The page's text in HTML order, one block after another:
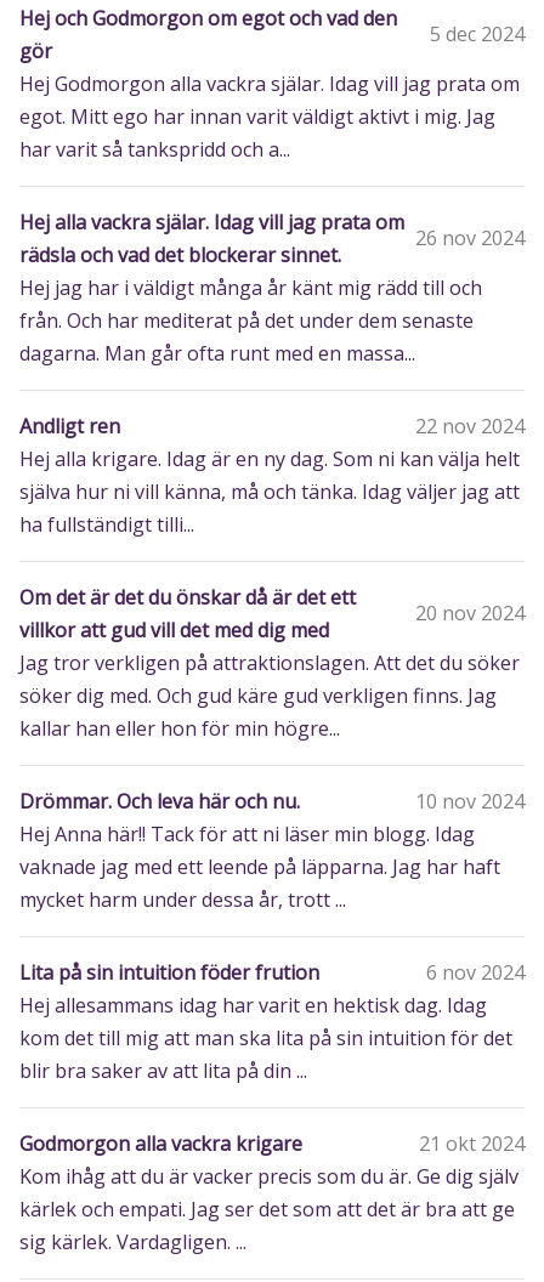
Hej och Godmorgon om egot och vad den
gör
5 dec 2024
Hej Godmorgon alla vackra själar. Idag vill jag prata om
egot. Mitt ego har innan varit väldigt aktivt i mig. Jag
har varit så tankspridd och a...
Hej alla vackra själar. Idag vill jag prata om
rädsla och vad det blockerar sinnet.
26 nov 2024
Hej jag har i väldigt många år känt mig rädd till och
från. Och har mediterat på det under dem senaste
dagarna. Man går ofta runt med en massa...
Andligt ren
22 nov 2024
Hej alla krigare. Idag är en ny dag. Som ni kan välja helt
själva hur ni vill känna, må och tänka. Idag väljer jag att
ha fullständigt tilli...
Om det är det du önskar då är det ett
villkor att gud vill det med dig med
20 nov 2024
Jag tror verkligen på attraktionslagen. Att det du söker
söker dig med. Och gud käre gud verkligen finns. Jag
kallar han eller hon för min högre...
Drömmar. Och leva här och nu.
10 nov 2024
Hej Anna här!! Tack för att ni läser min blogg. Idag
vaknade jag med ett leende på läpparna. Jag har haft
mycket harm under dessa år, trott ...
Lita på sin intuition föder frution
6 nov 2024
Hej allesammans idag har varit en hektisk dag. Idag
kom det till mig att man ska lita på sin intuition för det
blir bra saker av att lita på din ...
Godmorgon alla vackra krigare
21 okt 2024
Kom ihåg att du är vacker precis som du är. Ge dig själv
kärlek och empati. Jag ser det som att det är bra att ge
sig kärlek. Vardagligen. ...